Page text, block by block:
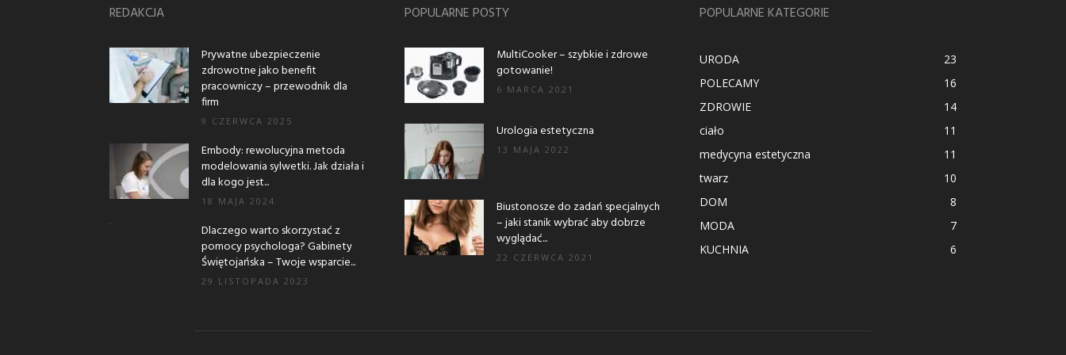
REDAKCJA
Prywatne ubezpieczenie
zdrowotne jako benefit
pracowniczy – przewodnik dla
firm
9 CZERWCA 2025
Embody: rewolucyjna metoda
modelowania sylwetki. Jak działa i
dla kogo jest...
18 MAJA 2024
Dlaczego warto skorzystać z
pomocy psychologa? Gabinety
Świętojańska – Twoje wsparcie...
29 LISTOPADA 2023
POPULARNE POSTY
MultiCooker – szybkie i zdrowe
gotowanie!
6 MARCA 2021
Urologia estetyczna
13 MAJA 2022
Biustonosze do zadań specjalnych
– jaki stanik wybrać aby dobrze
wyglądać...
22 CZERWCA 2021
POPULARNE KATEGORIE
URODA
23
POLECAMY
16
ZDROWIE
14
ciało
11
medycyna estetyczna
11
twarz
10
DOM
8
MODA
7
KUCHNIA
6